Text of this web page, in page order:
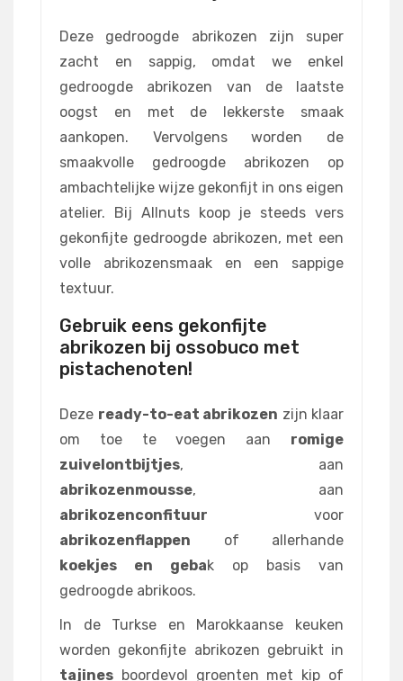
Deze gedroogde abrikozen zijn super
zacht en sappig, omdat we enkel
gedroogde abrikozen van de laatste
oogst en met de lekkerste smaak
aankopen. Vervolgens worden de
smaakvolle gedroogde abrikozen op
ambachtelijke wijze gekonfijt in ons eigen
atelier. Bij Allnuts koop je steeds vers
gekonfijte gedroogde abrikozen, met een
volle abrikozensmaak en een sappige
textuur.
Gebruik eens gekonfijte
abrikozen bij ossobuco met
pistachenoten!
Deze ready-to-eat abrikozen zijn klaar
om toe te voegen aan romige
zuivelontbijtjes, aan
abrikozenmousse, aan
abrikozenconfituur voor
abrikozenflappen of allerhande
koekjes en gebak op basis van
gedroogde abrikoos.
In de Turkse en Marokkaanse keuken
worden gekonfijte abrikozen gebruikt in
tajines boordevol groenten met kip of